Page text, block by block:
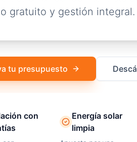
gratuito y gestión integral.
tu presupuesto
con
Energía solar
limpia